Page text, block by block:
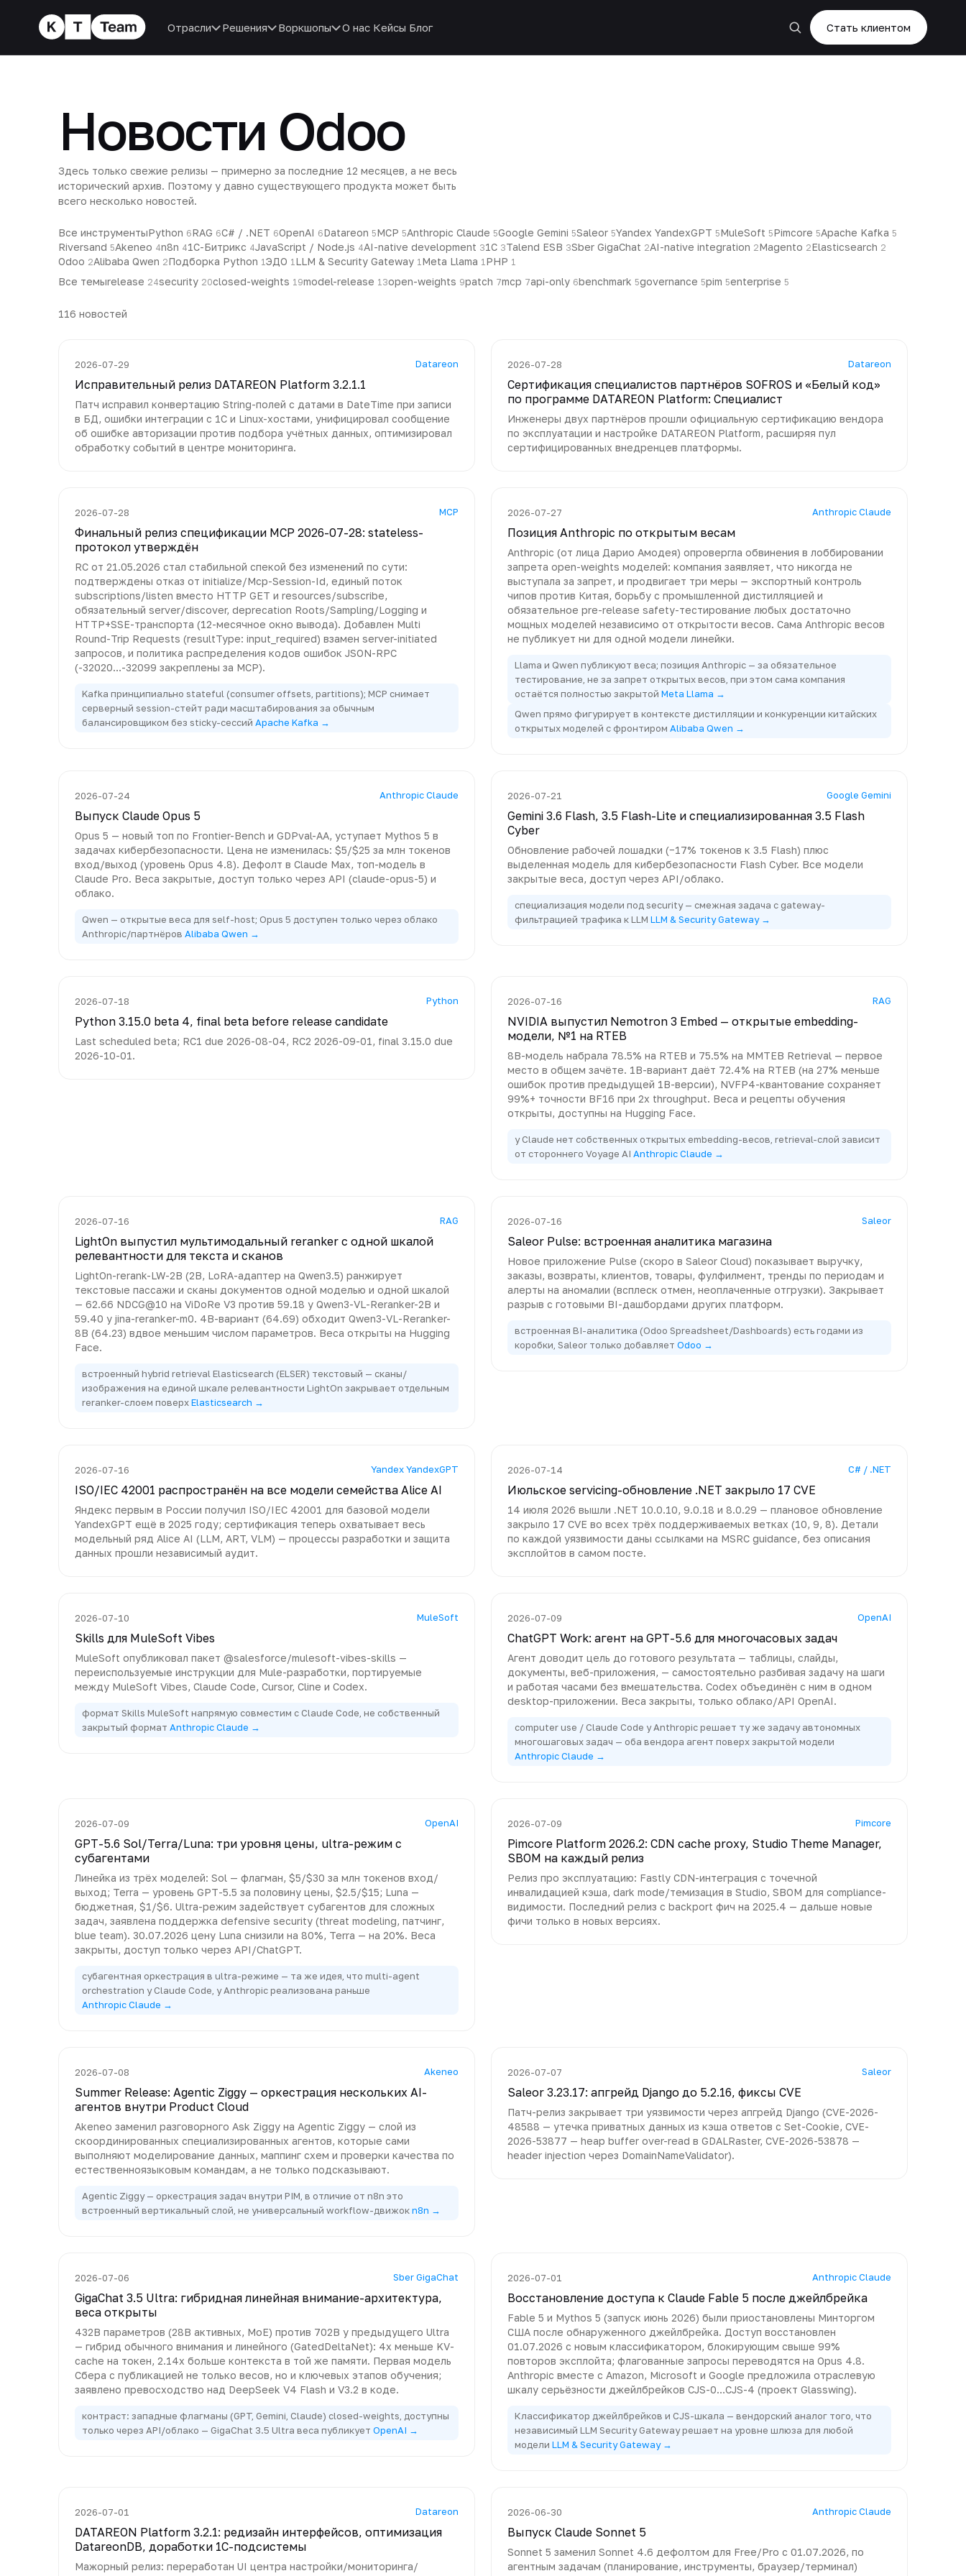
Отрасли Решения Воркшопы О нас Кейсы Блог Стать клиентом
Новости Odoo
Здесь только свежие релизы — примерно за последние 12 месяцев, а не весь
исторический архив. Поэтому у давно существующего продукта может быть
всего несколько новостей.
Все инструментыPython 6RAG 6C# / .NET 6OpenAI 6Datareon 5MCP 5Anthropic Claude 5Google Gemini 5Saleor 5Yandex YandexGPT 5MuleSoft 5Pimcore 5Apache Kafka 5
Riversand 5Akeneo 4n8n 41С-Битрикс 4JavaScript / Node.js 4AI-native development 31С 3Talend ESB 3Sber GigaChat 2AI-native integration 2Magento 2Elasticsearch 2
Odoo 2Alibaba Qwen 2Подборка Python 1ЭДО 1LLM & Security Gateway 1Meta Llama 1PHP 1
Все темыrelease 24security 20closed-weights 19model-release 13open-weights 9patch 7mcp 7api-only 6benchmark 5governance 5pim 5enterprise 5
116 новостей
2026-07-29 Datareon
Исправительный релиз DATAREON Platform 3.2.1.1
Патч исправил конвертацию String-полей с датами в DateTime при записи
в БД, ошибки интеграции с 1С и Linux-хостами, унифицировал сообщение
об ошибке авторизации против подбора учётных данных, оптимизировал
обработку событий в центре мониторинга.
2026-07-28 Datareon
Сертификация специалистов партнёров SOFROS и «Белый код»
по программе DATAREON Platform: Специалист
Инженеры двух партнёров прошли официальную сертификацию вендора
по эксплуатации и настройке DATAREON Platform, расширяя пул
сертифицированных внедренцев платформы.
2026-07-28 MCP
Финальный релиз спецификации MCP 2026-07-28: stateless-
протокол утверждён
RC от 21.05.2026 стал стабильной спекой без изменений по сути:
подтверждены отказ от initialize/Mcp-Session-Id, единый поток
subscriptions/listen вместо HTTP GET и resources/subscribe,
обязательный server/discover, deprecation Roots/Sampling/Logging и
HTTP+SSE-транспорта (12-месячное окно вывода). Добавлен Multi
Round-Trip Requests (resultType: input_required) взамен server-initiated
запросов, и политика распределения кодов ошибок JSON-RPC
(-32020…-32099 закреплены за MCP).
Kafka принципиально stateful (consumer offsets, partitions); MCP снимает
серверный session-стейт ради масштабирования за обычным
балансировщиком без sticky-сессий Apache Kafka →
2026-07-27 Anthropic Claude
Позиция Anthropic по открытым весам
Anthropic (от лица Дарио Амодея) опровергла обвинения в лоббировании
запрета open-weights моделей: компания заявляет, что никогда не
выступала за запрет, и продвигает три меры — экспортный контроль
чипов против Китая, борьбу с промышленной дистилляцией и
обязательное pre-release safety-тестирование любых достаточно
мощных моделей независимо от открытости весов. Сама Anthropic весов
не публикует ни для одной модели линейки.
Llama и Qwen публикуют веса; позиция Anthropic — за обязательное
тестирование, не за запрет открытых весов, при этом сама компания
остаётся полностью закрытой Meta Llama →
Qwen прямо фигурирует в контексте дистилляции и конкуренции китайских
открытых моделей с фронтиром Alibaba Qwen →
2026-07-24 Anthropic Claude
Выпуск Claude Opus 5
Opus 5 — новый топ по Frontier-Bench и GDPval-AA, уступает Mythos 5 в
задачах кибербезопасности. Цена не изменилась: $5/$25 за млн токенов
вход/выход (уровень Opus 4.8). Дефолт в Claude Max, топ-модель в
Claude Pro. Веса закрытые, доступ только через API (claude-opus-5) и
облако.
Qwen — открытые веса для self-host; Opus 5 доступен только через облако
Anthropic/партнёров Alibaba Qwen →
2026-07-21 Google Gemini
Gemini 3.6 Flash, 3.5 Flash-Lite и специализированная 3.5 Flash
Cyber
Обновление рабочей лошадки (−17% токенов к 3.5 Flash) плюс
выделенная модель для кибербезопасности Flash Cyber. Все модели
закрытые веса, доступ через API/облако.
специализация модели под security — смежная задача с gateway-
фильтрацией трафика к LLM LLM & Security Gateway →
2026-07-18 Python
Python 3.15.0 beta 4, final beta before release candidate
Last scheduled beta; RC1 due 2026-08-04, RC2 2026-09-01, final 3.15.0 due
2026-10-01.
2026-07-16 RAG
NVIDIA выпустил Nemotron 3 Embed — открытые embedding-
модели, №1 на RTEB
8B-модель набрала 78.5% на RTEB и 75.5% на MMTEB Retrieval — первое
место в общем зачёте. 1B-вариант даёт 72.4% на RTEB (на 27% меньше
ошибок против предыдущей 1B-версии), NVFP4-квантование сохраняет
99%+ точности BF16 при 2x throughput. Веса и рецепты обучения
открыты, доступны на Hugging Face.
у Claude нет собственных открытых embedding-весов, retrieval-слой зависит
от стороннего Voyage AI Anthropic Claude →
2026-07-16 RAG
LightOn выпустил мультимодальный reranker с одной шкалой
релевантности для текста и сканов
LightOn-rerank-LW-2B (2B, LoRA-адаптер на Qwen3.5) ранжирует
текстовые пассажи и сканы документов одной моделью и одной шкалой
— 62.66 NDCG@10 на ViDoRe V3 против 59.18 у Qwen3-VL-Reranker-2B и
59.40 у jina-reranker-m0. 4B-вариант (64.69) обходит Qwen3-VL-Reranker-
8B (64.23) вдвое меньшим числом параметров. Веса открыты на Hugging
Face.
встроенный hybrid retrieval Elasticsearch (ELSER) текстовый — сканы/
изображения на единой шкале релевантности LightOn закрывает отдельным
reranker-слоем поверхElasticsearch →
2026-07-16 Saleor
Saleor Pulse: встроенная аналитика магазина
Новое приложение Pulse (скоро в Saleor Cloud) показывает выручку,
заказы, возвраты, клиентов, товары, фулфилмент, тренды по периодам и
алерты на аномалии (всплеск отмен, неоплаченные отгрузки). Закрывает
разрыв с готовыми BI-дашбордами других платформ.
встроенная BI-аналитика (Odoo Spreadsheet/Dashboards) есть годами из
коробки, Saleor только добавляет Odoo →
2026-07-16 Yandex YandexGPT
ISO/IEC 42001 распространён на все модели семейства Alice AI
Яндекс первым в России получил ISO/IEC 42001 для базовой модели
YandexGPT ещё в 2025 году; сертификация теперь охватывает весь
модельный ряд Alice AI (LLM, ART, VLM) — процессы разработки и защита
данных прошли независимый аудит.
2026-07-14 C# / .NET
Июльское servicing-обновление .NET закрыло 17 CVE
14 июля 2026 вышли .NET 10.0.10, 9.0.18 и 8.0.29 — плановое обновление
закрыло 17 CVE во всех трёх поддерживаемых ветках (10, 9, 8). Детали
по каждой уязвимости даны ссылками на MSRC guidance, без описания
эксплойтов в самом посте.
2026-07-10 MuleSoft
Skills для MuleSoft Vibes
MuleSoft опубликовал пакет @salesforce/mulesoft-vibes-skills —
переиспользуемые инструкции для Mule-разработки, портируемые
между MuleSoft Vibes, Claude Code, Cursor, Cline и Codex.
формат Skills MuleSoft напрямую совместим с Claude Code, не собственный
закрытый формат Anthropic Claude →
2026-07-09 OpenAI
ChatGPT Work: агент на GPT-5.6 для многочасовых задач
Агент доводит цель до готового результата — таблицы, слайды,
документы, веб-приложения, — самостоятельно разбивая задачу на шаги
и работая часами без вмешательства. Codex объединён с ним в одном
desktop-приложении. Веса закрыты, только облако/API OpenAI.
computer use / Claude Code у Anthropic решает ту же задачу автономных
многошаговых задач — оба вендора агент поверх закрытой модели
Anthropic Claude →
2026-07-09 OpenAI
GPT-5.6 Sol/Terra/Luna: три уровня цены, ultra-режим с
субагентами
Линейка из трёх моделей: Sol — флагман, $5/$30 за млн токенов вход/
выход; Terra — уровень GPT-5.5 за половину цены, $2.5/$15; Luna —
бюджетная, $1/$6. Ultra-режим задействует субагентов для сложных
задач, заявлена поддержка defensive security (threat modeling, патчинг,
blue team). 30.07.2026 цену Luna снизили на 80%, Terra — на 20%. Веса
закрыты, доступ только через API/ChatGPT.
субагентная оркестрация в ultra-режиме — та же идея, что multi-agent
orchestration у Claude Code, у Anthropic реализована раньше
Anthropic Claude →
2026-07-09 Pimcore
Pimcore Platform 2026.2: CDN cache proxy, Studio Theme Manager,
SBOM на каждый релиз
Релиз про эксплуатацию: Fastly CDN-интеграция с точечной
инвалидацией кэша, dark mode/темизация в Studio, SBOM для compliance-
видимости. Последний релиз с backport фич на 2025.4 — дальше новые
фичи только в новых версиях.
2026-07-08 Akeneo
Summer Release: Agentic Ziggy — оркестрация нескольких AI-
агентов внутри Product Cloud
Akeneo заменил разговорного Ask Ziggy на Agentic Ziggy — слой из
скоординированных специализированных агентов, которые сами
выполняют моделирование данных, маппинг схем и проверки качества по
естественноязыковым командам, а не только подсказывают.
Agentic Ziggy — оркестрация задач внутри PIM, в отличие от n8n это
встроенный вертикальный слой, не универсальный workflow-движокn8n →
2026-07-07 Saleor
Saleor 3.23.17: апгрейд Django до 5.2.16, фиксы CVE
Патч-релиз закрывает три уязвимости через апгрейд Django (CVE-2026-
48588 — утечка приватных данных из кэша ответов с Set-Cookie, CVE-
2026-53877 — heap buffer over-read в GDALRaster, CVE-2026-53878 —
header injection через DomainNameValidator).
2026-07-06 Sber GigaChat
GigaChat 3.5 Ultra: гибридная линейная внимание-архитектура,
веса открыты
432B параметров (28B активных, MoE) против 702B у предыдущего Ultra
— гибрид обычного внимания и линейного (GatedDeltaNet): 4x меньше KV-
cache на токен, 2.14x больше контекста в той же памяти. Первая модель
Сбера с публикацией не только весов, но и ключевых этапов обучения;
заявлено превосходство над DeepSeek V4 Flash и V3.2 в коде.
контраст: западные флагманы (GPT, Gemini, Claude) closed-weights, доступны
только через API/облако — GigaChat 3.5 Ultra веса публикует OpenAI →
2026-07-01 Anthropic Claude
Восстановление доступа к Claude Fable 5 после джейлбрейка
Fable 5 и Mythos 5 (запуск июнь 2026) были приостановлены Минторгом
США после обнаруженного джейлбрейка. Доступ восстановлен
01.07.2026 с новым классификатором, блокирующим свыше 99%
повторов эксплойта; флагованные запросы переводятся на Opus 4.8.
Anthropic вместе с Amazon, Microsoft и Google предложила отраслевую
шкалу серьёзности джейлбрейков CJS-0…CJS-4 (проект Glasswing).
Классификатор джейлбрейков и CJS-шкала — вендорский аналог того, что
независимый LLM Security Gateway решает на уровне шлюза для любой
модели LLM & Security Gateway →
2026-07-01 Datareon
DATAREON Platform 3.2.1: редизайн интерфейсов, оптимизация
DatareonDB, доработки 1С-подсистемы
Мажорный релиз: переработан UI центра настройки/мониторинга/
2026-06-30 Anthropic Claude
Выпуск Claude Sonnet 5
Sonnet 5 заменил Sonnet 4.6 дефолтом для Free/Pro с 01.07.2026, по
агентным задачам (планирование, инструменты, браузер/терминал)